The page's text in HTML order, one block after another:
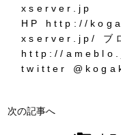
xserver.jp
HP http://
xserver.jp/ ブ
http://
twitter
次の記事へ